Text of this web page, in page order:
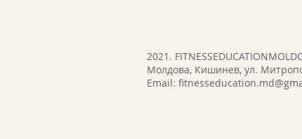
2021.
Молдова, Кишинев, ул.
Email: